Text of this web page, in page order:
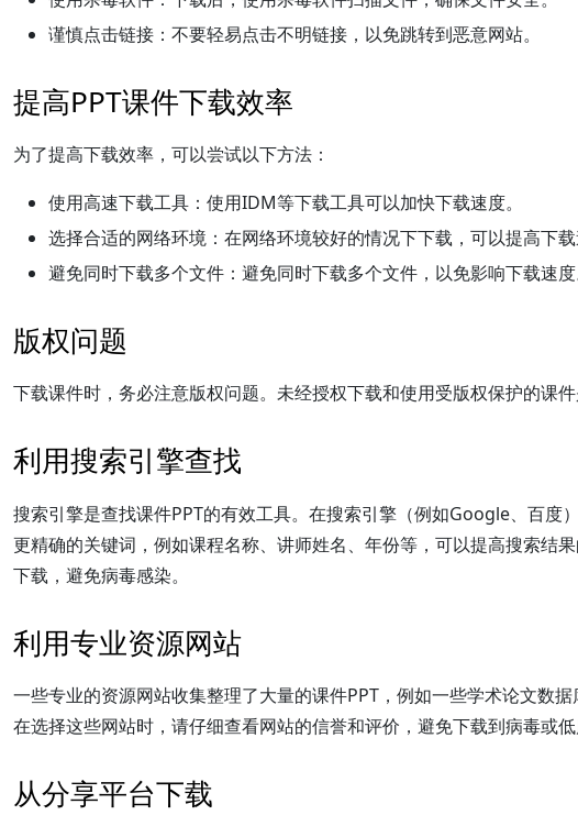
谨慎点击链接： 不要轻易点击不明链接，以免跳转到恶意网站。
提高PPT课件下载效率
为了提高下载效率，可以尝试以下方法：
使用高速下载工具： 使用IDM等下载工具可以加快下载速度。
选择合适的网络环境： 在网络环境较好的情况下下载，可以提高下载
避免同时下载多个文件： 避免同时下载多个文件，以免影响下载速度
版权问题
下载课件时，务必注意版权问题。未经授权下载和使用受版权保护的课
利用搜索引擎查找
搜索引擎是查找课件PPT的有效工具。在搜索引擎（例如Google、百度
更精确的关键词，例如课程名称、讲师姓名、年份等，可以提高搜索结
下载，避免病毒感染。
利用专业资源网站
一些专业的资源网站收集整理了大量的课件PPT，例如一些学术论文数
在选择这些网站时，请仔细查看网站的信誉和评价，避免下载到病毒或低
从分享平台下载